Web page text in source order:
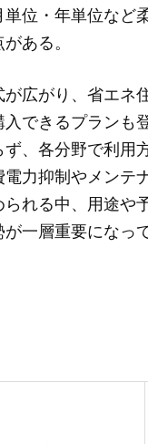
位・年単位など
ある。
広がり、省エネ
できるプランも
、各分野で利用
力抑制やメンテ
れる中、用途や
一層重要になっ